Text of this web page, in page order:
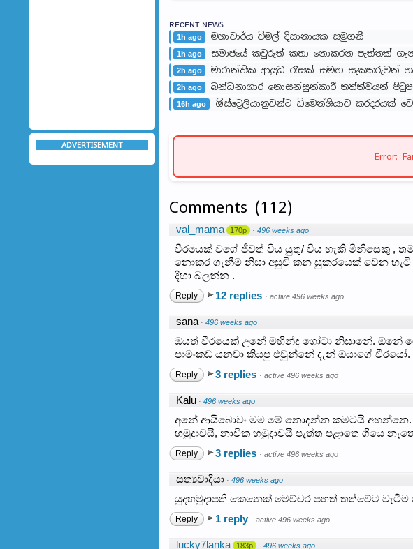
ADVERTISEMENT
ʀᴇᴄᴇɴᴛ ɴᴇᴡꜱ
1h ago මහාචාර්ය විමල් දිසානායක සමුගනී
1h ago සමාජයේ කවුරුත් කතා නොකරන පැත්තක්
2h ago මාරාන්තික ආයුධ රැසක් සමඟ සැකකරුවන්
2h ago බන්ධනාගාර නොසන්සුන්කාරී තත්ත්වයන්
16h ago ඕස්ට්‍රෙලියානුවන්ට ඩිමෙන්ශියාව කරදරයක්
Error:
Comments (112)
val_mama 170p · 496 weeks ago
වීරයෙක් වගේ ජීවත් විය යුතු/ විය හැකි මිනිසෙකු ,
නොකර ගැනීම නිසා අසුචි කන සුකරයෙක් වෙන
දිහා බලන්න .
Reply 12 replies · active 496 weeks ago
sana · 496 weeks ago
ඔයත් වීරයෙක් උනේ මහින්ද ගෝටා නිසානේ. ඕනේ
පාමංකඩ යනවා කියපු එවුන්නේ දැන් ඔයාගේ
Reply 3 replies · active 496 weeks ago
Kalu · 496 weeks ago
අනේ ආයිබොවං මම මේ නොදන්න කමටයි අහන්නෙ.
හමුදාවයි, නාවික හමුදාවයි පැත්ත පළාතෙ ගියෙ
Reply 3 replies · active 496 weeks ago
සත්‍යවාදියා · 496 weeks ago
යුදහමුදාපති කෙනෙක් මෙච්චර පහත් තත්වේට වැටිම
Reply 1 reply · active 496 weeks ago
lucky7lanka 183p · 496 weeks ago